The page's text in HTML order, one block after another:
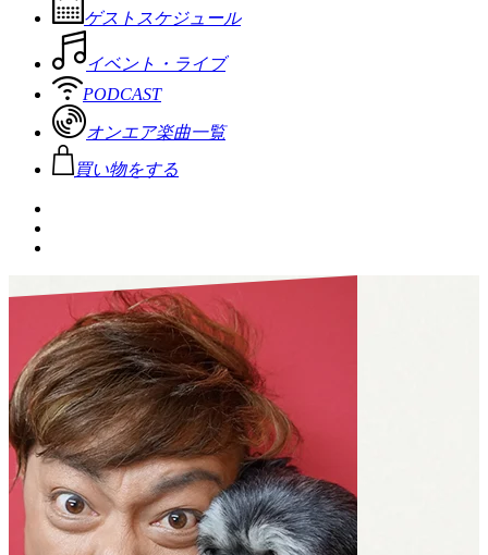
ゲストスケジュール
イベント・ライブ
PODCAST
オンエア楽曲一覧
買い物をする